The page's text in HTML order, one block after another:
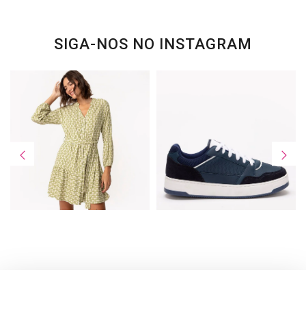
SIGA-NOS NO INSTAGRAM